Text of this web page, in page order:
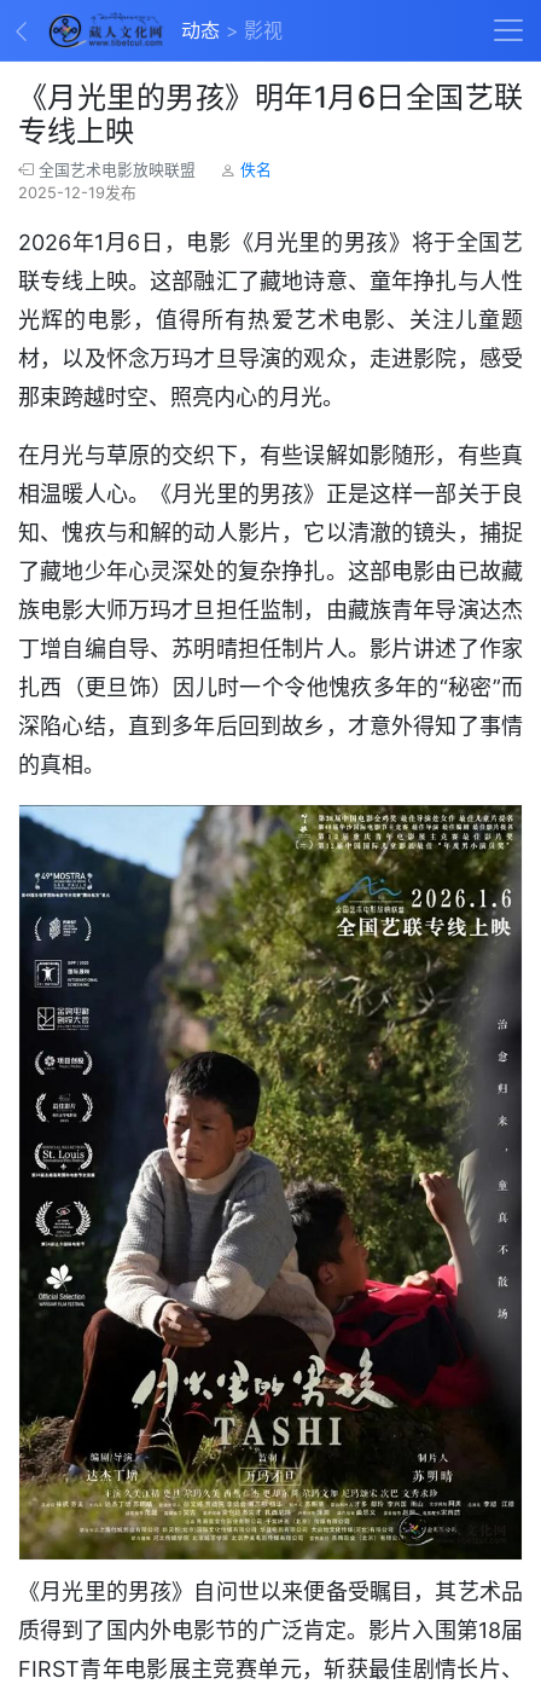
动态 影视
《月光里的男孩》明年1月6日全国艺联
专线上映
全国艺术电影放映联盟
佚名
2025-12-19发布
2026年1月6日，电影《月光里的男孩》将于全国艺
联专线上映。这部融汇了藏地诗意、童年挣扎与人性
光辉的电影，值得所有热爱艺术电影、关注儿童题
材，以及怀念万玛才旦导演的观众，走进影院，感受
那束跨越时空、照亮内心的月光。
在月光与草原的交织下，有些误解如影随形，有些真
相温暖人心。《月光里的男孩》正是这样一部关于良
知、愧疚与和解的动人影片，它以清澈的镜头，捕捉
了藏地少年心灵深处的复杂挣扎。这部电影由已故藏
族电影大师万玛才旦担任监制，由藏族青年导演达杰
丁增自编自导、苏明晴担任制片人。影片讲述了作家
扎西（更旦饰）因儿时一个令他愧疚多年的“秘密”而
深陷心结，直到多年后回到故乡，才意外得知了事情
的真相。
《月光里的男孩》自问世以来便备受瞩目，其艺术品
质得到了国内外电影节的广泛肯定。影片入围第18届
FIRST青年电影展主竞赛单元，斩获最佳剧情长片、